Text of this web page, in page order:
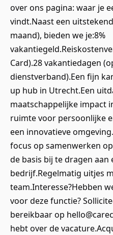
over ons pagina: waar je
vindt.Naast een
maand), bieden we je:8%
Card).28 vakantiedagen
dienstverband).Een fijn
up hub in Utrecht.Een
maatschappelijke impact
ruimte voor persoonlijke
een innovatieve
focus op samenwerken
de basis bij te dragen aan
bedrijf.Regelmatig uitjes
team.Interesse?Hebben
voor deze functie?
bereikbaar op
hebt over de